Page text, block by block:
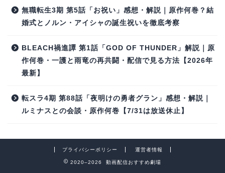
無職転生3期 第5話「お祝い」感想・解説｜原作何巻？結
婚式とノルン・アイシャの誕生祝いを徹底考察
BLEACH禍進譚 第1話「GOD OF THUNDER」解説｜原
作何巻・一護と雨竜の再共闘・配信で見る方法【2026年
最新】
転スラ4期 第88話「夜明けの勇者グラン」感想・解説｜
ルミナスとの会談・原作何巻【7/31は放送休止】
プライバシーポリシー 運営者情報
2020–2026 動画配信おすすめ劇場